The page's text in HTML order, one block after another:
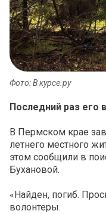
Фото: В курсе.ру
Последний раз его
В Пермском крае
летнего местного
этом сообщили в
Бухановой.
«Найден, погиб.
волонтеры.